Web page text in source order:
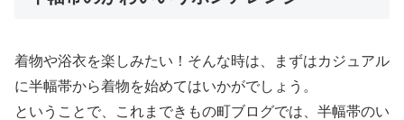
着物や浴衣を楽しみたい！そんな時は、まずはカジュアル
に半幅帯から着物を始めてはいかがでしょう。
ということで、これまできもの町ブログでは、半幅帯のい